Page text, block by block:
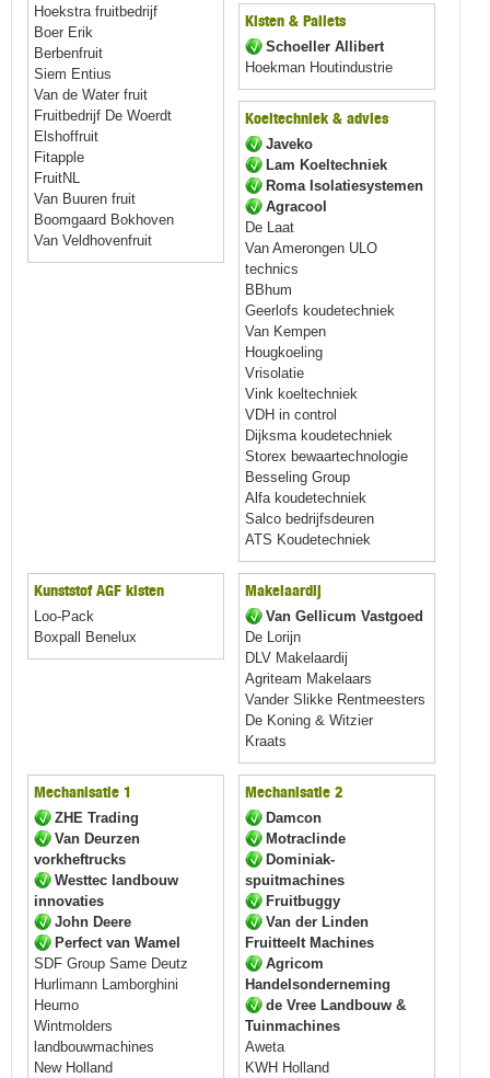
Hoekstra fruitbedrijf
Boer Erik
Berbenfruit
Siem Entius
Van de Water fruit
Fruitbedrijf De Woerdt
Elshoffruit
Fitapple
FruitNL
Van Buuren fruit
Boomgaard Bokhoven
Van Veldhovenfruit
Kisten & Pallets
Schoeller Allibert
Hoekman Houtindustrie
Koeltechniek & advies
Javeko
Lam Koeltechniek
Roma Isolatiesystemen
Agracool
De Laat
Van Amerongen ULO
technics
BBhum
Geerlofs koudetechniek
Van Kempen
Hougkoeling
Vrisolatie
Vink koeltechniek
VDH in control
Dijksma koudetechniek
Storex bewaartechnologie
Besseling Group
Alfa koudetechniek
Salco bedrijfsdeuren
ATS Koudetechniek
Kunststof AGF kisten
Loo-Pack
Boxpall Benelux
Makelaardij
Van Gellicum Vastgoed
De Lorijn
DLV Makelaardij
Agriteam Makelaars
Vander Slikke Rentmeesters
De Koning & Witzier
Kraats
Mechanisatie 1
ZHE Trading
Van Deurzen
vorkheftrucks
Westtec landbouw
innovaties
John Deere
Perfect van Wamel
SDF Group Same Deutz
Hurlimann Lamborghini
Heumo
Wintmolders
landbouwmachines
New Holland
Mechanisatie 2
Damcon
Motraclinde
Dominiak-
spuitmachines
Fruitbuggy
Van der Linden
Fruitteelt Machines
Agricom
Handelsonderneming
de Vree Landbouw &
Tuinmachines
Aweta
KWH Holland